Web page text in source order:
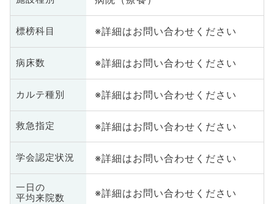
標榜科目 ※詳細はお問い合わせください
病床数 ※詳細はお問い合わせください
カルテ種別 ※詳細はお問い合わせください
救急指定 ※詳細はお問い合わせください
学会認定状況 ※詳細はお問い合わせください
一日の
平均来院数
※詳細はお問い合わせください